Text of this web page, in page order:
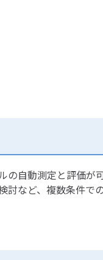
動測定と評価が
討など、複数条件で